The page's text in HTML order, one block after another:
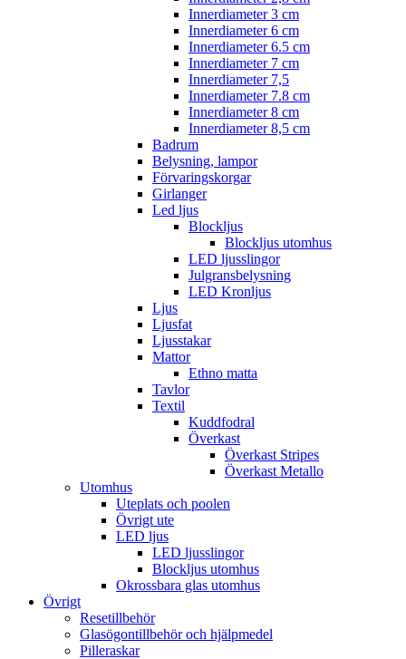
Innerdiameter 3 cm
Innerdiameter 6 cm
Innerdiameter 6.5 cm
Innerdiameter 7 cm
Innerdiameter 7,5
Innerdiameter 7.8 cm
Innerdiameter 8 cm
Innerdiameter 8,5 cm
Badrum
Belysning, lampor
Förvaringskorgar
Girlanger
Led ljus
Blockljus
Blockljus utomhus
LED ljusslingor
Julgransbelysning
LED Kronljus
Ljus
Ljusfat
Ljusstakar
Mattor
Ethno matta
Tavlor
Textil
Kuddfodral
Överkast
Överkast Stripes
Överkast Metallo
Utomhus
Uteplats och poolen
Övrigt ute
LED ljus
LED ljusslingor
Blockljus utomhus
Okrossbara glas utomhus
Övrigt
Resetillbehör
Glasögontillbehör och hjälpmedel
Pilleraskar